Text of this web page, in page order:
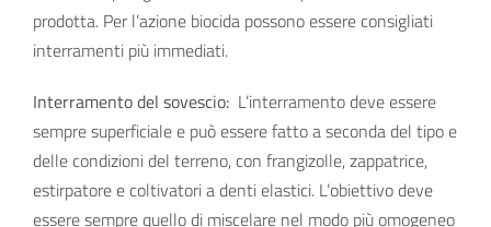
prodotta. Per l’azione biocida possono essere consigliati
interramenti più immediati.
Interramento del sovescio: L’interramento deve essere
sempre superficiale e può essere fatto a seconda del tipo e
delle condizioni del terreno, con frangizolle, zappatrice,
estirpatore e coltivatori a denti elastici. L’obiettivo deve
essere sempre quello di miscelare nel modo più omogeneo